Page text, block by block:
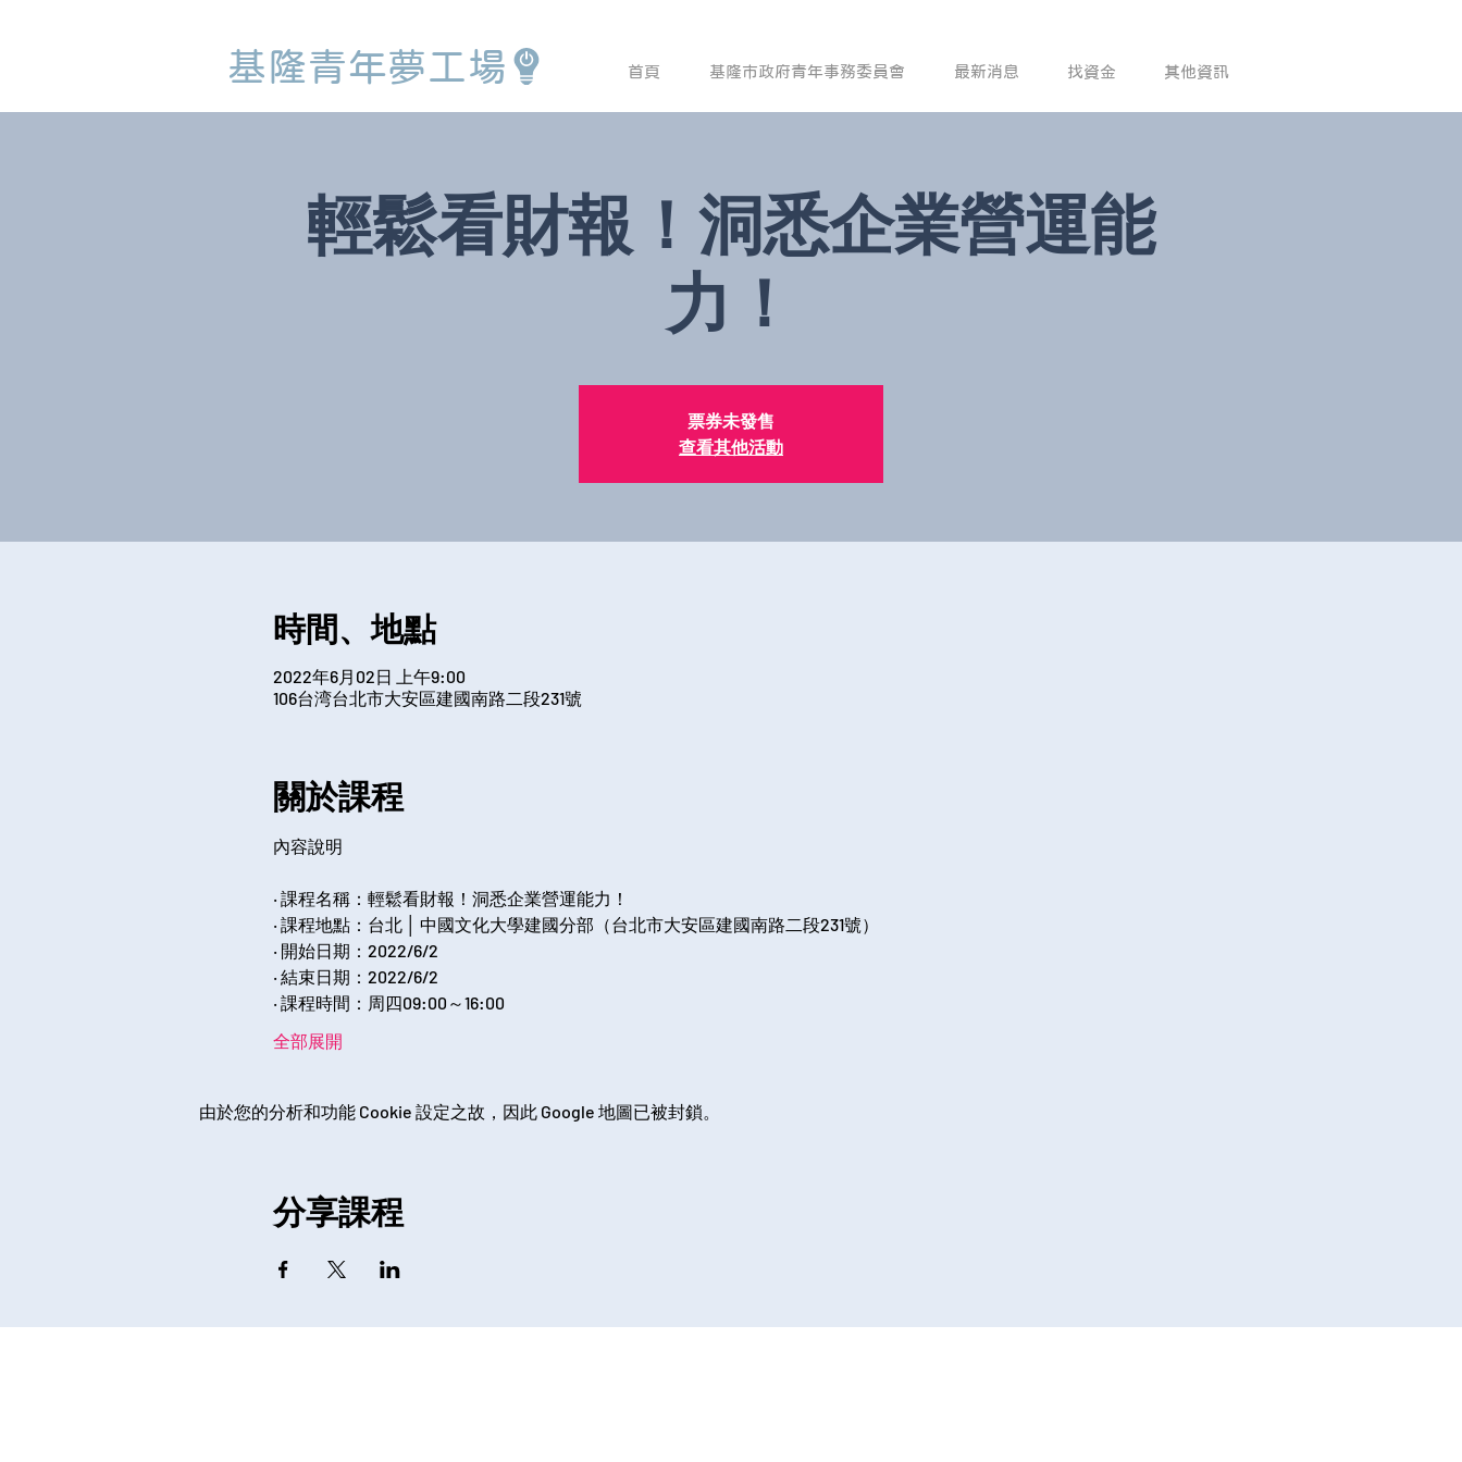
基隆青年夢工場 首頁 基隆市政府青年事務委員會 最新消息 找資金 其他資訊
輕鬆看財報！洞悉企業營運能
力！
票券未發售
查看其他活動
時間、地點
2022年6月02日 上午9:00
106台湾台北市大安區建國南路二段231號
關於課程
‧ 課程名稱：輕鬆看財報！洞悉企業營運能力！
‧ 課程地點：台北 │ 中國文化大學建國分部（台北市大安區建國南路二段231號）
‧ 開始日期：2022/6/2
‧ 結束日期：2022/6/2
‧ 課程時間：周四09:00～16:00
全部展開
由於您的分析和功能 Cookie 設定之故，因此 Google 地圖已被封鎖。
分享課程